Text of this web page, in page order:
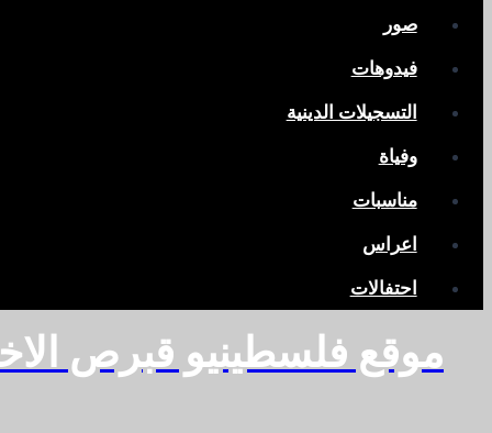
صور
فيدوهات
التسجيلات الدينية
وفياة
مناسبات
اعراس
احتفالات
موقع فلسطينيو قبرص